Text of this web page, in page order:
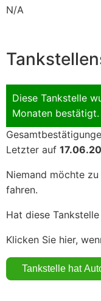
N/A
Diese Tankstelle
Monaten bestätigt.
Letzter auf
Niemand möchte
fahren.
Hat diese
Klicken Sie hier,